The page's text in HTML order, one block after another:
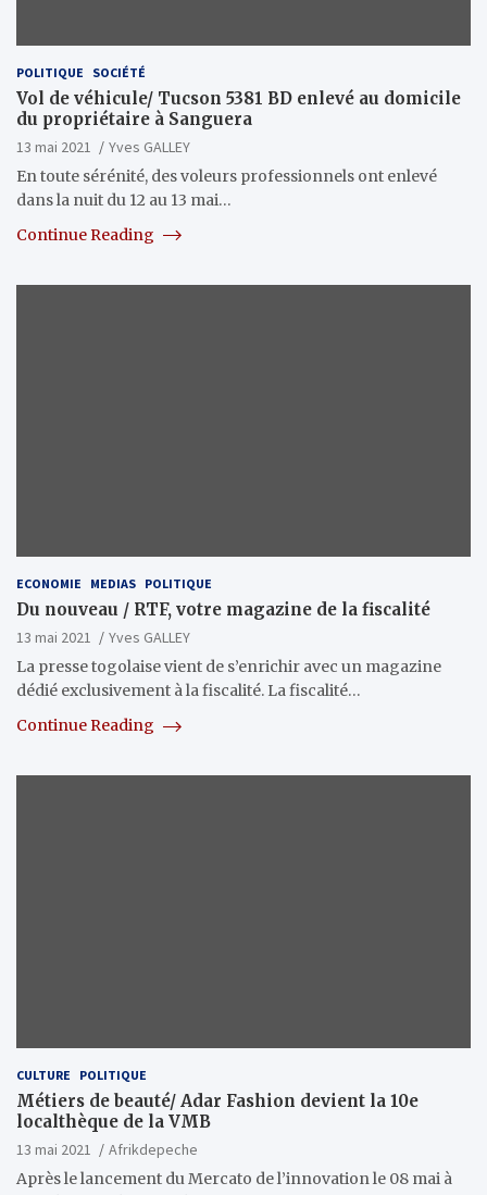
POLITIQUE SOCIÉTÉ
Vol de véhicule/ Tucson 5381 BD enlevé au domicile
du propriétaire à Sanguera
13 mai 2021
Yves GALLEY
En toute sérénité, des voleurs professionnels ont enlevé
dans la nuit du 12 au 13 mai…
Continue Reading
ECONOMIE MEDIAS POLITIQUE
Du nouveau / RTF, votre magazine de la fiscalité
13 mai 2021
Yves GALLEY
La presse togolaise vient de s’enrichir avec un magazine
dédié exclusivement à la fiscalité. La fiscalité…
Continue Reading
CULTURE POLITIQUE
Métiers de beauté/ Adar Fashion devient la 10e
localthèque de la VMB
13 mai 2021
Afrikdepeche
Après le lancement du Mercato de l’innovation le 08 mai à